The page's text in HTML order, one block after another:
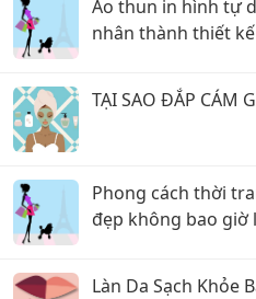
Áo thun in hình tự
nhân thành thiết
TẠI SAO ĐẮP CÁM
Phong cách thời
đẹp không bao giờ
Làn Da Sạch Khỏe